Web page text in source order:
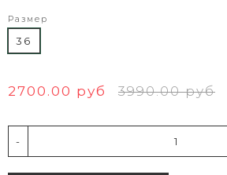
Размер
36
2700.00 руб 3990.00 руб
-